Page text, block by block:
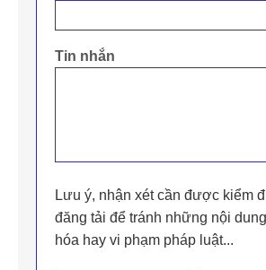
Tin nhắn
Lưu ý, nhận xét cần được kiểm
đăng tải để tránh những nội
hóa hay vi phạm pháp luật...